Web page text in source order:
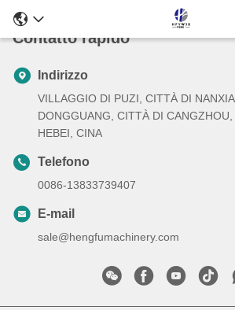
Contatto rapido
Indirizzo
VILLAGGIO DI PUZI, CITTÀ DI
DONGGUANG, CITTÀ DI CANGZHOU,
HEBEI, CINA
Telefono
0086-13833739407
E-mail
sale@hengfumachinery.com